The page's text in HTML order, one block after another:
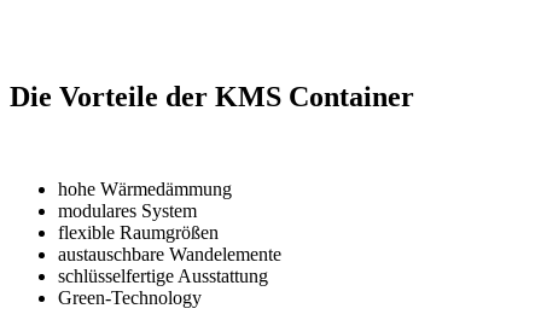
Die Vorteile der KMS Container
hohe Wärmedämmung
modulares System
flexible Raumgrößen
austauschbare Wandelemente
schlüsselfertige Ausstattung
Green-Technology